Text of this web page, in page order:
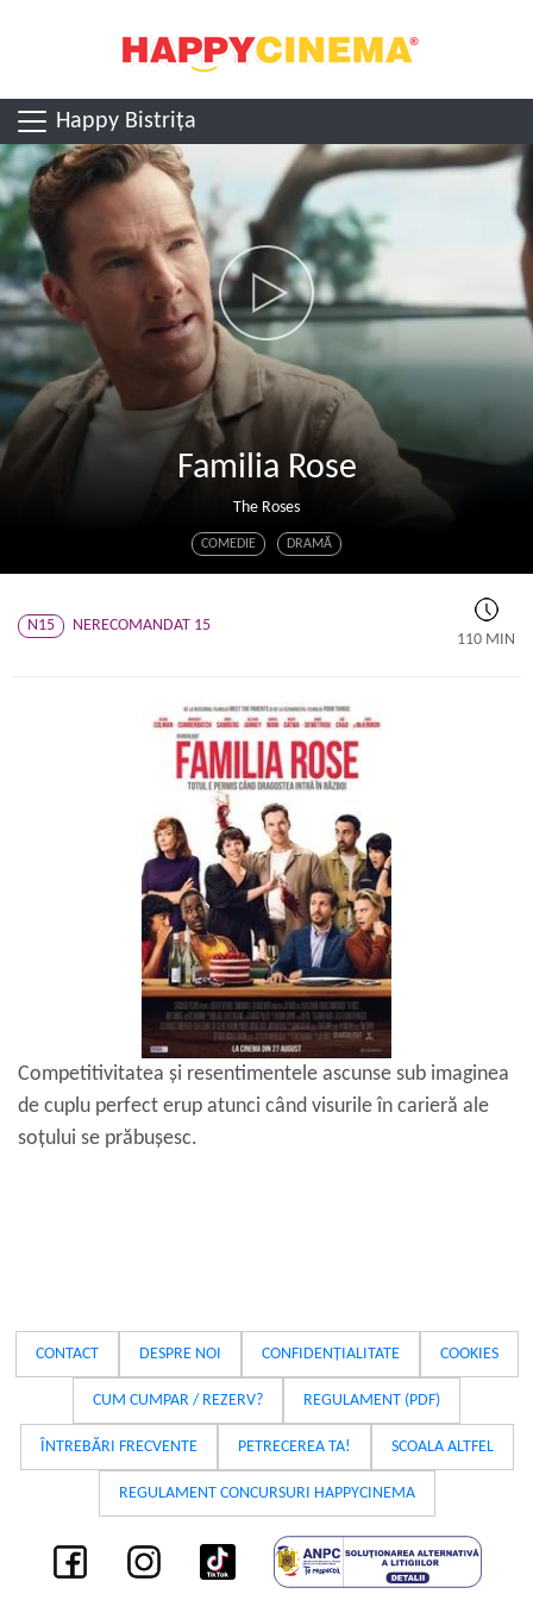
Happy Bistrița
Familia Rose
The Roses
COMEDIE DRAMĂ
N15
NERECOMANDAT 15
110 MIN
Competitivitatea și resentimentele ascunse sub imaginea
de cuplu perfect erup atunci când visurile în carieră ale
soțului se prăbușesc.
CONTACT DESPRE NOI CONFIDENȚIALITATE COOKIES
CUM CUMPAR / REZERV? REGULAMENT (PDF)
ÎNTREBĂRI FRECVENTE PETRECEREA TA! SCOALA ALTFEL
REGULAMENT CONCURSURI HAPPYCINEMA